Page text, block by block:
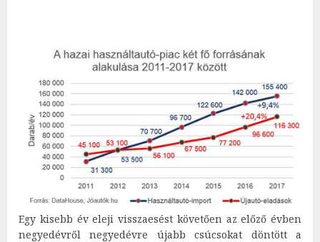
Egy kisebb év eleji visszaesést követően az előző évben
negyedévről negyedévre újabb csúcsokat döntött a